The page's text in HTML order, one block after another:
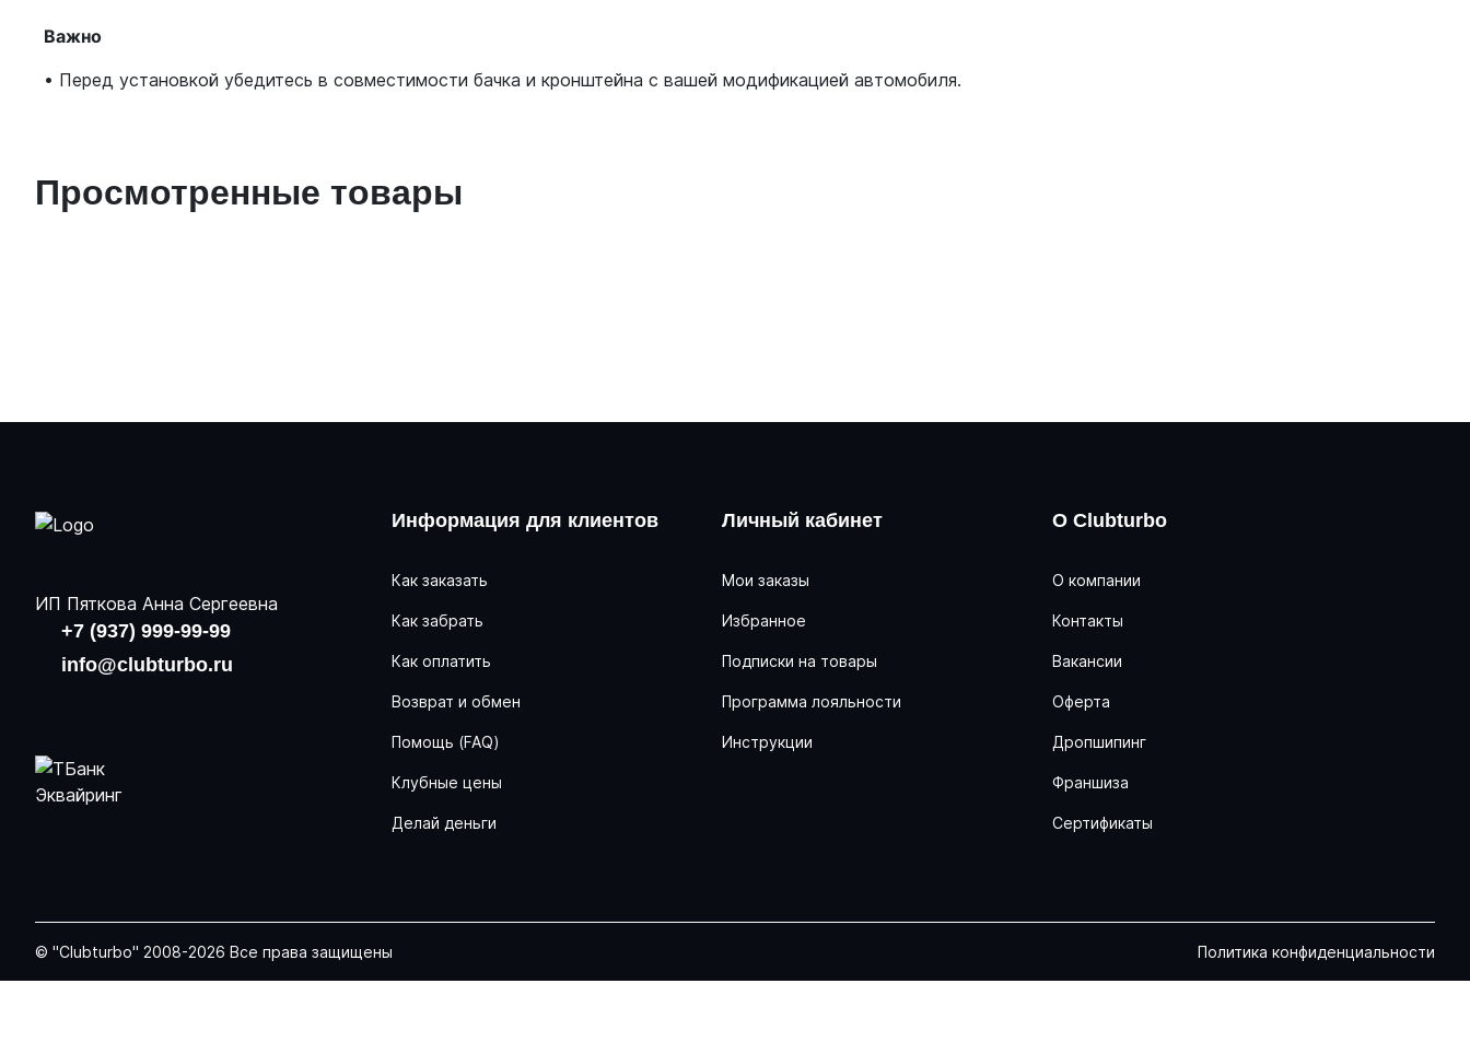
Важно
• Перед установкой убедитесь в совместимости бачка и кронштейна с вашей модификацией автомобиля.
Просмотренные товары
ИП Пяткова Анна Сергеевна
+7 (937) 999-99-99
info@clubturbo.ru
Информация для клиентов
Как заказать
Как забрать
Как оплатить
Возврат и обмен
Помощь (FAQ)
Клубные цены
Делай деньги
Личный кабинет
Мои заказы
Избранное
Подписки на товары
Программа лояльности
Инструкции
О Clubturbo
О компании
Контакты
Вакансии
Оферта
Дропшипинг
Франшиза
Сертификаты
© "Clubturbo" 2008-2026 Все права защищены Политика конфиденциальности